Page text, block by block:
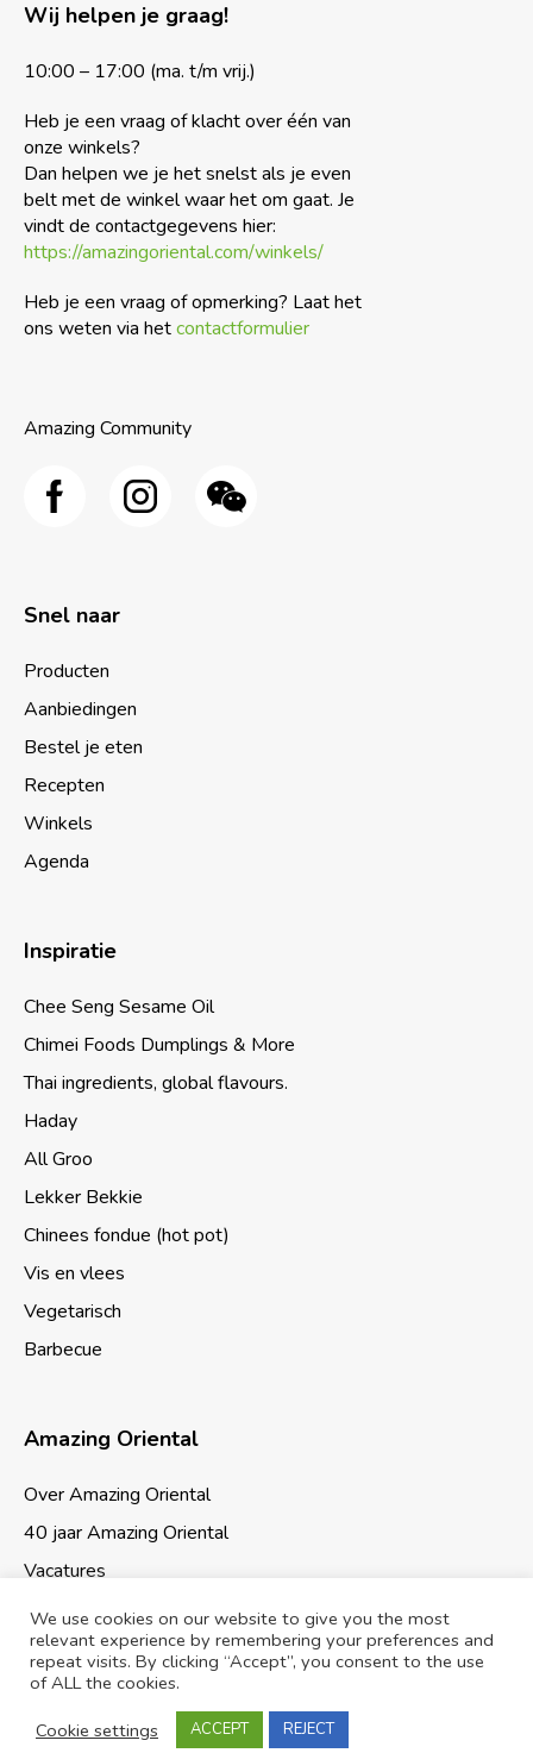
Wij helpen je graag!
10:00 – 17:00 (ma. t/m vrij.)
Heb je een vraag of klacht over één van
onze winkels?
Dan helpen we je het snelst als je even
belt met de winkel waar het om gaat. Je
vindt de contactgegevens hier:
https://amazingoriental.com/winkels/
Heb je een vraag of opmerking? Laat het
ons weten via hetcontactformulier
Amazing Community
Snel naar
Producten
Aanbiedingen
Bestel je eten
Recepten
Winkels
Agenda
Inspiratie
Chee Seng Sesame Oil
Chimei Foods Dumplings & More
Thai ingredients, global flavours.
Haday
All Groo
Lekker Bekkie
Chinees fondue (hot pot)
Vis en vlees
Vegetarisch
Barbecue
Amazing Oriental
Over Amazing Oriental
40 jaar Amazing Oriental
Vacatures
© 2026 Amazing Oriental Supermarkten
We use cookies on our website to give you the most
relevant experience by remembering your preferences and
repeat visits. By clicking “Accept”, you consent to the use
of ALL the cookies.
Cookie settings
ACCEPT REJECT